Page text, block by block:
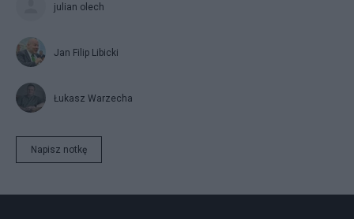
julian olech
Jan Filip Libicki
Łukasz Warzecha
Napisz notkę